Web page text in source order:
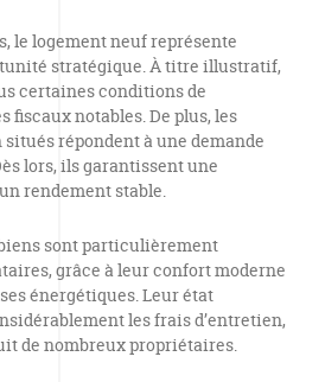
le logement neuf représente
stratégique. À titre illustratif,
certaines conditions de
fiscaux notables. De plus, les
répondent à une demande
lors, ils garantissent une
rendement stable.
sont particulièrement
grâce à leur confort moderne
énergétiques. Leur état
les frais d’entretien,
de nombreux propriétaires.